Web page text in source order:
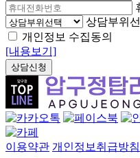
상담부위
개인정보 수집동의
[내용보기]
상담신청
이용약관 개인정보취급방침